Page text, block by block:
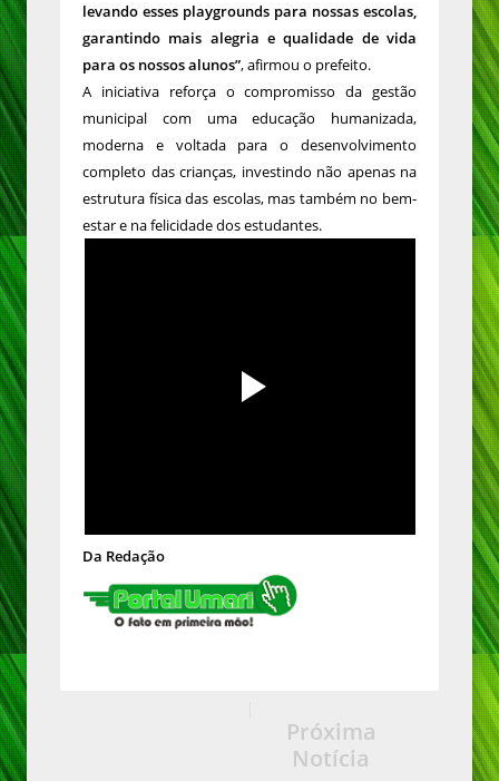
levando esses playgrounds para nossas escolas,
garantindo mais alegria e qualidade de vida
para os nossos alunos”, afirmou o prefeito.
A iniciativa reforça o compromisso da gestão
municipal com uma educação humanizada,
moderna e voltada para o desenvolvimento
completo das crianças, investindo não apenas na
estrutura física das escolas, mas também no bem-
estar e na felicidade dos estudantes.
Da Redação
Próxima
Notícia